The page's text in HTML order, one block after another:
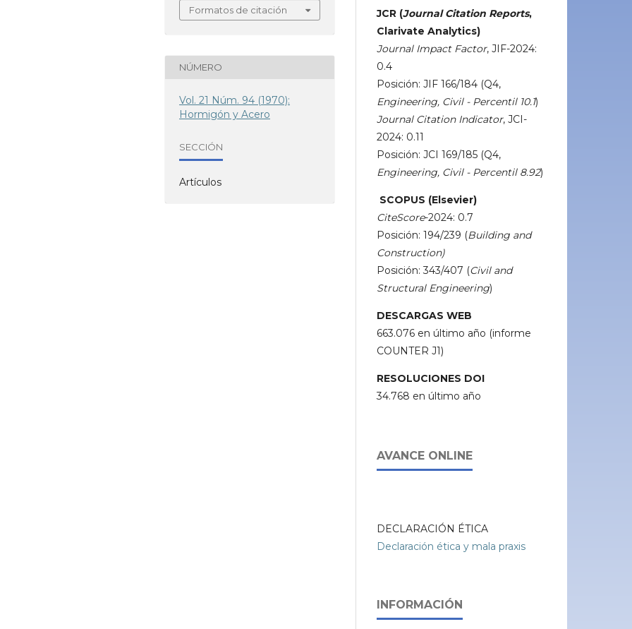
Formatos de citación
NÚMERO
Vol. 21 Núm. 94 (1970):
Hormigón y Acero
SECCIÓN
Artículos
JCR (Journal Citation Reports,
Clarivate Analytics)
Journal Impact Factor, JIF-2024:
0.4
Posición: JIF 166/184 (Q4,
Engineering, Civil - Percentil 10.1)
Journal Citation Indicator, JCI-
2024: 0.11
Posición: JCI 169/185 (Q4,
Engineering, Civil - Percentil 8.92)
SCOPUS (Elsevier)
CiteScore-2024: 0.7
Posición: 194/239 (Building and
Construction)
Posición: 343/407 (Civil and
Structural Engineering)
DESCARGAS WEB
663.076 en último año (informe
COUNTER J1)
RESOLUCIONES DOI
34.768 en último año
AVANCE ONLINE
DECLARACIÓN ÉTICA
Declaración ética y mala praxis
INFORMACIÓN